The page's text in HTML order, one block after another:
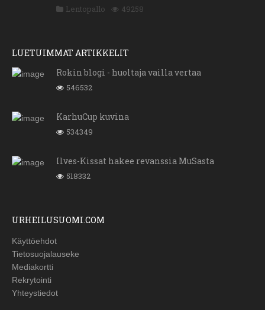
Lentopallo 49258
LUETUIMMAT ARTIKKELIT
Rokin blogi - huoltaja vailla vertaa
546532
KarhuCup kuvina
534349
Ilves-Kissat hakee revanssia MuSasta
518332
URHEILUSUOMI.COM
Käyttöehdot
Tietosuojalauseke
Mediakortti
Rekrytointi
Yhteystiedot